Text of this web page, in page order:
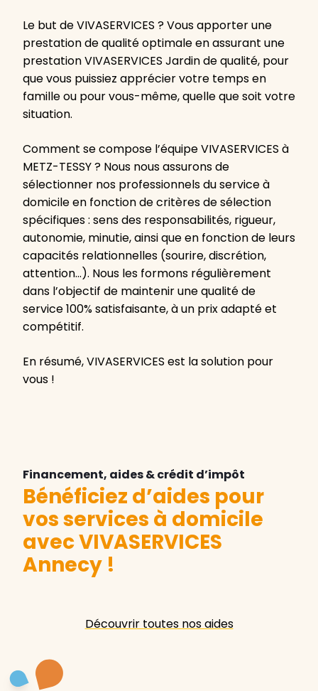
Le but de VIVASERVICES ? Vous apporter une
prestation de qualité optimale en assurant une
prestation VIVASERVICES Jardin de qualité, pour
que vous puissiez apprécier votre temps en
famille ou pour vous-même, quelle que soit votre
situation.
Comment se compose l’équipe VIVASERVICES à
METZ-TESSY ? Nous nous assurons de
sélectionner nos professionnels du service à
domicile en fonction de critères de sélection
spécifiques : sens des responsabilités, rigueur,
autonomie, minutie, ainsi que en fonction de leurs
capacités relationnelles (sourire, discrétion,
attention…). Nous les formons régulièrement
dans l’objectif de maintenir une qualité de
service 100% satisfaisante, à un prix adapté et
compétitif.
En résumé, VIVASERVICES est la solution pour
vous !
Financement, aides & crédit d’impôt
Bénéficiez d’aides pour
vos services à domicile
avec VIVASERVICES
Annecy !
Découvrir toutes nos aides